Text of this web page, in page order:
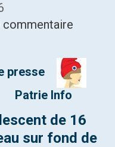
commentaire
presse
de 16
sur fond de